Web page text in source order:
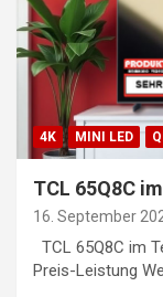
4K MINI LED
TCL 65Q8C
16. September
TCL 65Q8C im
Preis-Leistung